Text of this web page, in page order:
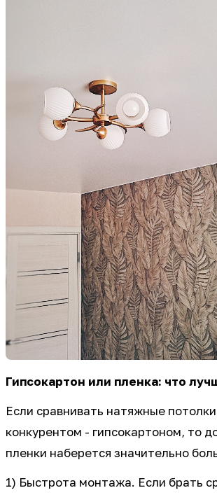
Гипсокартон или пленка: что
Если сравнивать натяжные
конкурентом - гипсокартоном, то
пленки наберется значительно
1) Быстрота монтажа. Если брать